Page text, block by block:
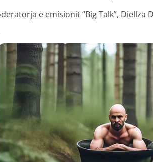
e emisionit “Big Talk”, Diellza